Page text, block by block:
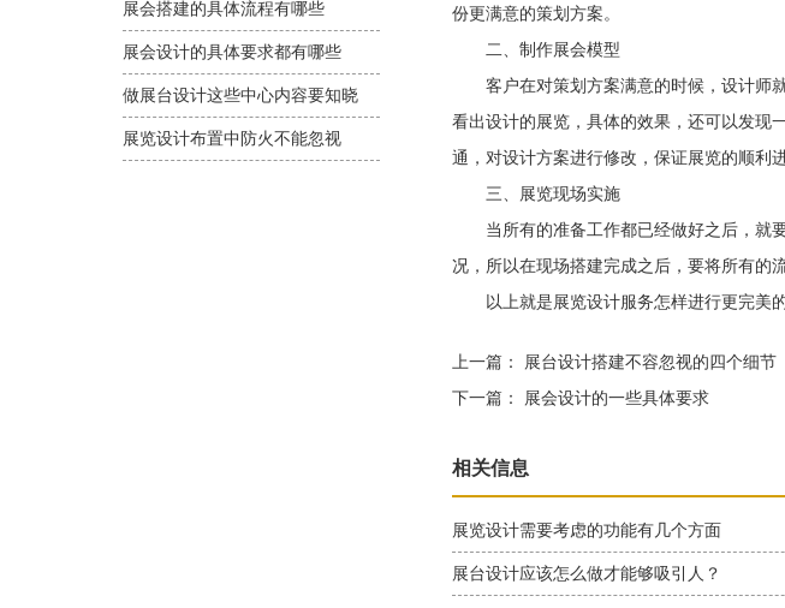
展会搭建的具体流程有哪些
展会设计的具体要求都有哪些
做展台设计这些中心内容要知晓
展览设计布置中防火不能忽视
份更满意的策划方案。
二、制作展会模型
客户在对策划方案满意的时候，设计师就
看出设计的展览，具体的效果，还可以发现
通，对设计方案进行修改，保证展览的顺利进
三、展览现场实施
当所有的准备工作都已经做好之后，就要
况，所以在现场搭建完成之后，要将所有的
以上就是展览设计服务怎样进行更完美的
上一篇：
展台设计搭建不容忽视的四个细节
下一篇：
展会设计的一些具体要求
相关信息
展览设计需要考虑的功能有几个方面
展台设计应该怎么做才能够吸引人？